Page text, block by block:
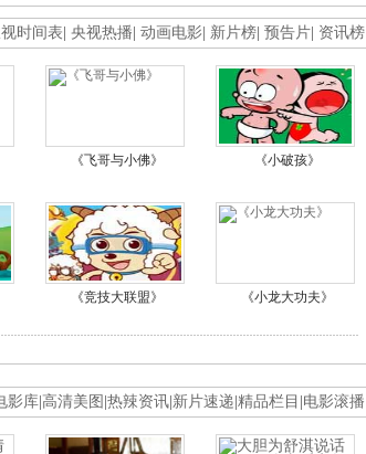
时间表 央视热播 动画电影 新片榜 预告片 资讯榜
《飞哥与小佛》 《小破孩》
《竞技大联盟》 《小龙大功夫》
影库 高清美图 热辣资讯 新片速递 精品栏目 电影滚播